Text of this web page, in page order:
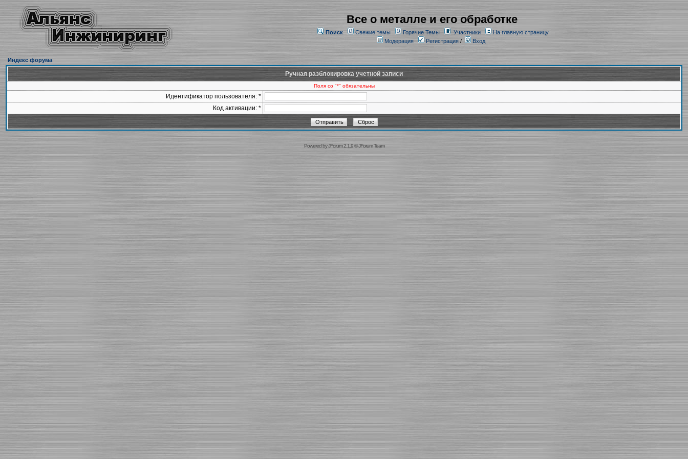
Все о металле и его обработке
Поиск Свежие темы Горячие Темы Участники
На главную страницу
Модерация
Регистрация/ Вход
Индекс форума
Ручная разблокировка учетной записи
Поля со "*" обязательны
Идентификатор пользователя: *
Код активации: *
Powered byJForum 2.1.9©JForum Team